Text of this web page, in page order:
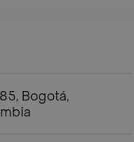
Bogotá,